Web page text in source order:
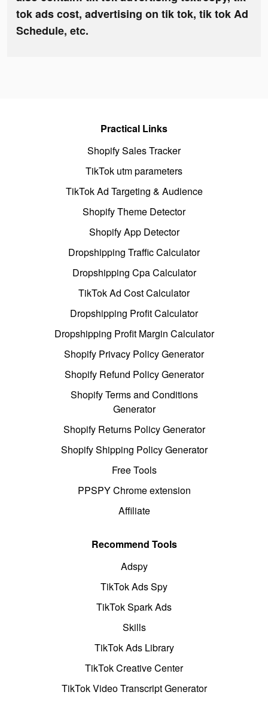
tok ads cost, advertising on tik tok, tik tok Ad
Schedule, etc.
Practical Links
Shopify Sales Tracker
TikTok utm parameters
TikTok Ad Targeting & Audience
Shopify Theme Detector
Shopify App Detector
Dropshipping Traffic Calculator
Dropshipping Cpa Calculator
TikTok Ad Cost Calculator
Dropshipping Profit Calculator
Dropshipping Profit Margin Calculator
Shopify Privacy Policy Generator
Shopify Refund Policy Generator
Shopify Terms and Conditions
Generator
Shopify Returns Policy Generator
Shopify Shipping Policy Generator
Free Tools
PPSPY Chrome extension
Affiliate
Recommend Tools
Adspy
TikTok Ads Spy
TikTok Spark Ads
Skills
TikTok Ads Library
TikTok Creative Center
TikTok Video Transcript Generator